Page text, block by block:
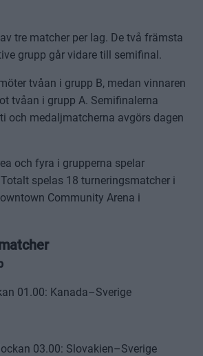
tre matcher per lag. De två främsta
grupp går vidare till semifinal.
tvåan i grupp B, medan vinnaren
tvåan i grupp A. Semifinalerna
och medaljmatcherna avgörs dagen
och fyra i grupperna spelar
spelas 18 turneringsmatcher i
Community Arena i
01.00: Kanada–Sverige
03.00: Slovakien–Sverige